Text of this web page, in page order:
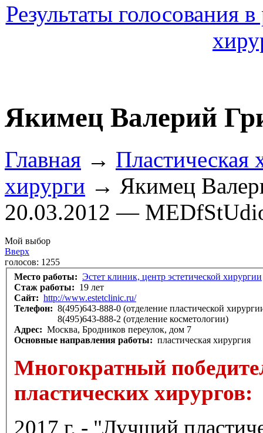
Результаты голосования
Якимец Валерий
Главная → Пластическая
хирурги → Якимец
20.03.2012 —
Мой выбор
Вверх
голосов: 1255
Место работы: Эстет клиник, центр эстетической хирургии
Стаж работы: 19 лет
Сайт: http://www.estetclinic.ru/
Телефон: 8(495)643-888-0 (отделение пластической
8(495)643-888-2 (отделение косметологии)
Адрес: Москва, Бродников переулок, дом 7
Основные направления работы: пластическая хирургия
Многократный
пластических хирургов:
2017 г. - "Лучший